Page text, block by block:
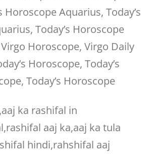
Horoscope Aquarius, Today’s
Today’s Horoscope
Virgo Horoscope, Virgo Daily
Horoscope, Today’s
Today’s Horoscope
ka rashifal in
aaj ka,aaj ka tula
hindi,rahshifal aaj